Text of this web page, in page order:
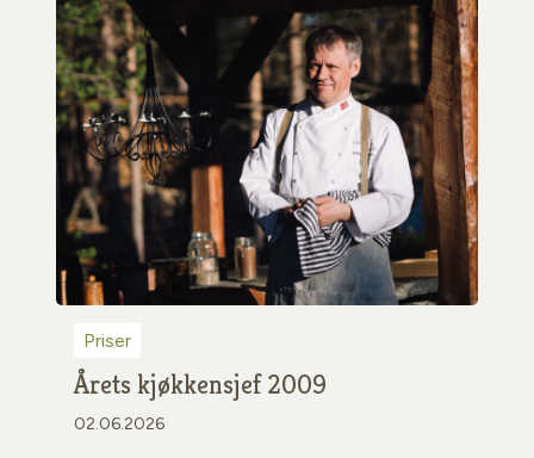
Priser
Årets kjøkkensjef 2009
02.06.2026